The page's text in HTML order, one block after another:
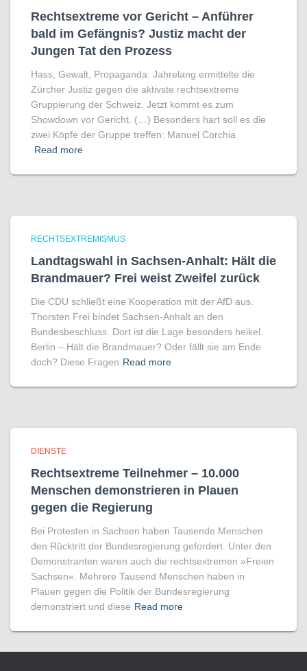
Rechtsextreme vor Gericht – Anführer
bald im Gefängnis? Justiz macht der
Jungen Tat den Prozess
Hass, Gewalt, Propaganda: Jahrelang ermittelte die
Zürcher Justiz gegen die aktivste rechtsextreme
Gruppierung der Schweiz. Jetzt kommt es zum
Showdown vor Gericht. (…) Besonders hart soll es die
zwei Köpfe der Gruppe treffen: Manuel Corchia
Read more
RECHTSEXTREMISMUS
Landtagswahl in Sachsen-Anhalt: Hält die
Brandmauer? Frei weist Zweifel zurück
Die CDU schließt eine Kooperation mit der AfD aus.
Thorsten Frei bindet Sachsen-Anhalt an den
Bundesbeschluss. Dort ist die Lage besonders heikel.
Berlin – Hält die Brandmauer? Oder fällt sie am Ende
doch? Diese Fragen Read more
DIENSTE
Rechtsextreme Teilnehmer – 10.000
Menschen demonstrieren in Plauen
gegen die Regierung
Bei Protesten in Sachsen haben Tausende Menschen
den Rücktritt der Bundesregierung gefordert. Unter den
Demonstranten waren auch die rechtsextremen »Freien
Sachsen«. Mehrere Tausend Menschen haben in
Plauen gegen die Politik der Bundesregierung
demonstriert und diese Read more